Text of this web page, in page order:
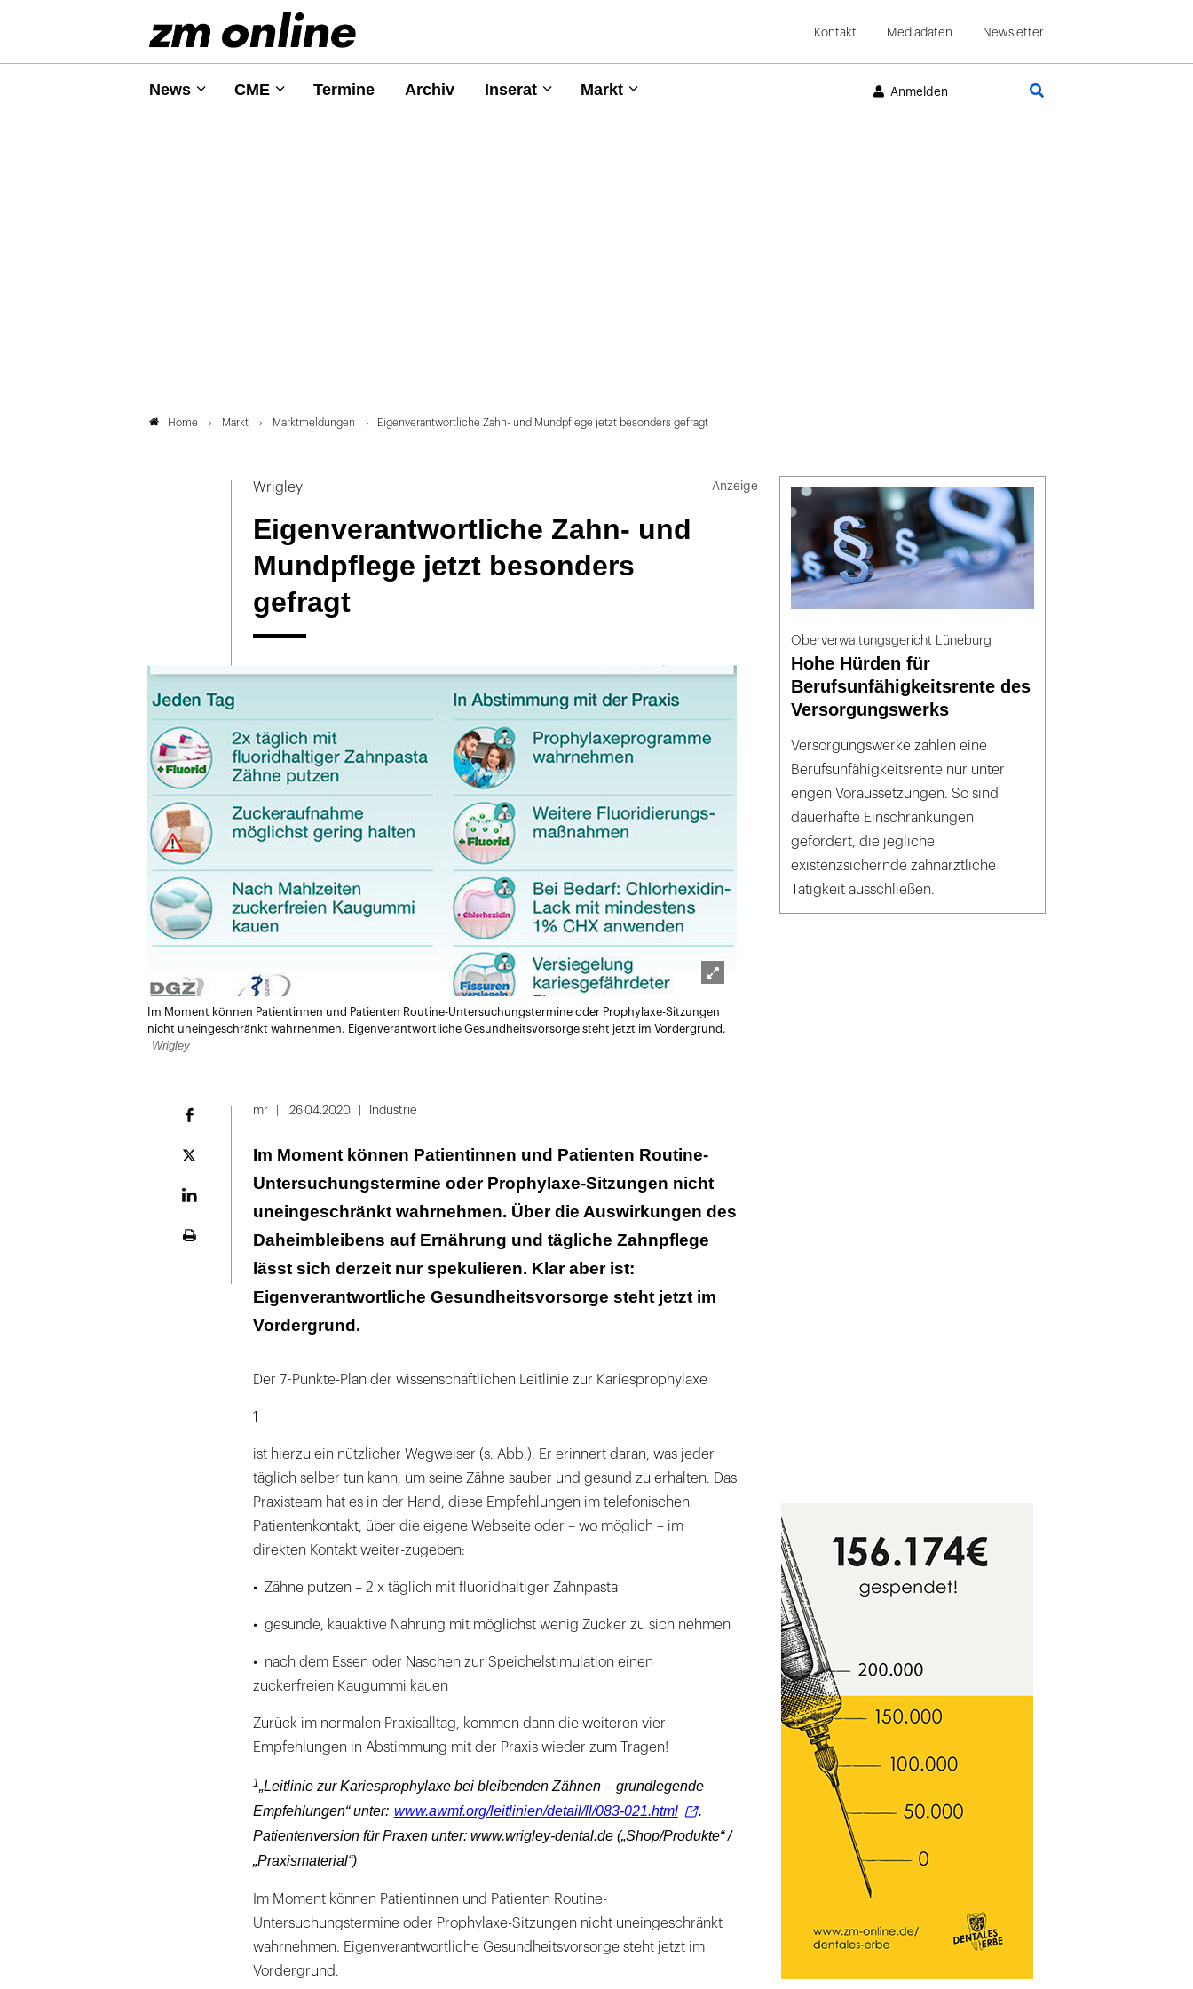
Kontakt Mediadaten Newsletter
News CME Termine Archiv Inserat Markt Anmelden
Home Markt Marktmeldungen Eigenverantwortliche Zahn- und Mundpflege jetzt besonders gefragt
Wrigley
Eigenverantwortliche Zahn- und
Mundpflege jetzt besonders
gefragt
öffnen
Im Moment können Patientinnen und Patienten Routine-Untersuchungstermine oder Prophylaxe-Sitzungen
nicht uneingeschränkt wahrnehmen. Eigenverantwortliche Gesundheitsvorsorge steht jetzt im Vordergrund.
Wrigley
Plattform
mr 26.04.2020 Industrie
Im Moment können Patientinnen und Patienten Routine-
Untersuchungstermine oder Prophylaxe-Sitzungen nicht
uneingeschränkt wahrnehmen. Über die Auswirkungen des
Daheimbleibens auf Ernährung und tägliche Zahnpflege
lässt sich derzeit nur spekulieren. Klar aber ist:
Eigenverantwortliche Gesundheitsvorsorge steht jetzt im
Vordergrund.
Der 7-Punkte-Plan der wissenschaftlichen Leitlinie zur Kariesprophylaxe
1
ist hierzu ein nützlicher Wegweiser (s. Abb.). Er erinnert daran, was jeder
täglich selber tun kann, um seine Zähne sauber und gesund zu erhalten. Das
Praxisteam hat es in der Hand, diese Empfehlungen im telefonischen
Patientenkontakt, über die eigene Webseite oder – wo möglich – im
direkten Kontakt weiter-zugeben:
• Zähne putzen – 2 x täglich mit fluoridhaltiger Zahnpasta
• gesunde, kauaktive Nahrung mit möglichst wenig Zucker zu sich nehmen
• nach dem Essen oder Naschen zur Speichelstimulation einen
zuckerfreien Kaugummi kauen
Zurück im normalen Praxisalltag, kommen dann die weiteren vier
Empfehlungen in Abstimmung mit der Praxis wieder zum Tragen!
1„Leitlinie zur Kariesprophylaxe bei bleibenden Zähnen – grundlegende
Empfehlungen“ unter: www.awmf.org/leitlinien/detail/ll/083-021.html
.
Patientenversion für Praxen unter: www.wrigley-dental.de („Shop/Produkte“ /
„Praxismaterial“)
Im Moment können Patientinnen und Patienten Routine-
Untersuchungstermine oder Prophylaxe-Sitzungen nicht uneingeschränkt
wahrnehmen. Eigenverantwortliche Gesundheitsvorsorge steht jetzt im
Vordergrund.
Oberverwaltungsgericht Lüneburg
Hohe Hürden für
Berufsunfähigkeitsrente des
Versorgungswerks
Versorgungswerke zahlen eine
Berufsunfähigkeitsrente nur unter
engen Voraussetzungen. So sind
dauerhafte Einschränkungen
gefordert, die jegliche
existenzsichernde zahnärztliche
Tätigkeit ausschließen.